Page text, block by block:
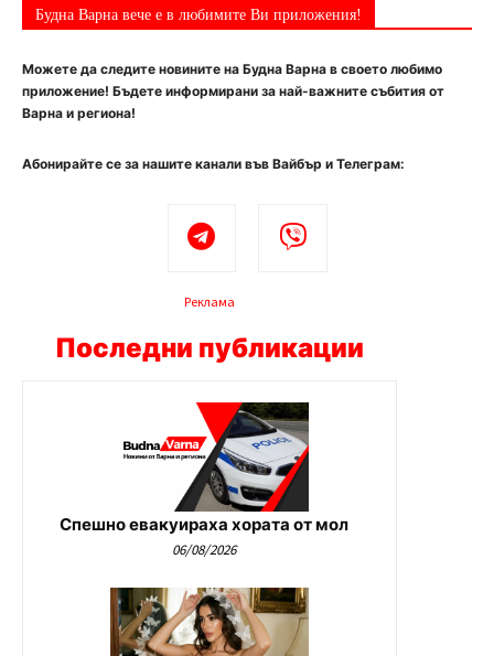
Будна Варна вече е в любимите Ви приложения!
Можете да следите новините на Будна Варна в своето любимо
приложение! Бъдете информирани за най-важните събития от
Варна и региона!
Абонирайте се за нашите канали във Вайбър и Телеграм:
Реклама
Последни публикации
Спешно евакуираха хората от мол
06/08/2026